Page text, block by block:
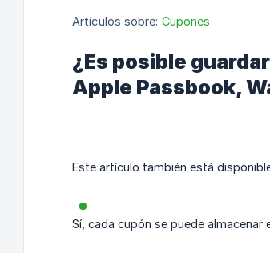
Artículos sobre: Cupones
¿Es posible
Apple Passbook,
Este artículo también está
Sí, cada cupón se puede almacenar